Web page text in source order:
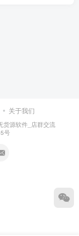
关于我们
货源软件_店群交流
号